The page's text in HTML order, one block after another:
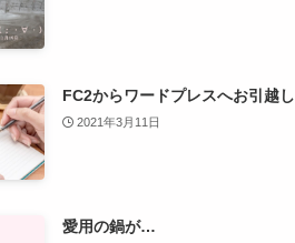
FC2からワードプレスへお引越し
2021年3月11日
愛用の鍋が…